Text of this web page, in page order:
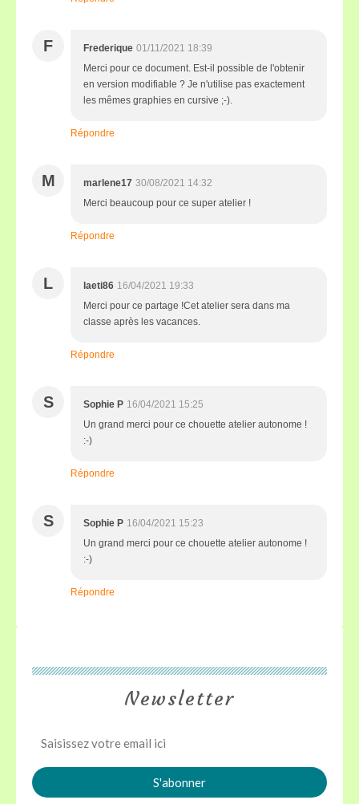
F Frederique 01/11/2021 18:39
Merci pour ce document. Est-il possible de l'obtenir
en version modifiable ? Je n'utilise pas exactement
les mêmes graphies en cursive ;-).
Répondre
M marlene17 30/08/2021 14:32
Merci beaucoup pour ce super atelier !
Répondre
L laeti86 16/04/2021 19:33
Merci pour ce partage !Cet atelier sera dans ma
classe après les vacances.
Répondre
S Sophie P 16/04/2021 15:25
Un grand merci pour ce chouette atelier autonome !
:-)
Répondre
S Sophie P 16/04/2021 15:23
Un grand merci pour ce chouette atelier autonome !
:-)
Répondre
Newsletter